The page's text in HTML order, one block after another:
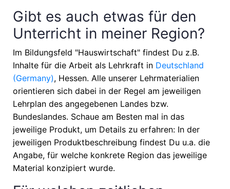
Gibt es auch etwas für den
Unterricht in meiner Region?
Im Bildungsfeld "Hauswirtschaft" findest Du z.B.
Inhalte für die Arbeit als Lehrkraft in Deutschland
(Germany), Hessen. Alle unserer Lehrmaterialien
orientieren sich dabei in der Regel am jeweiligen
Lehrplan des angegebenen Landes bzw.
Bundeslandes. Schaue am Besten mal in das
jeweilige Produkt, um Details zu erfahren: In der
jeweiligen Produktbeschreibung findest Du u.a. die
Angabe, für welche konkrete Region das jeweilige
Material konzipiert wurde.